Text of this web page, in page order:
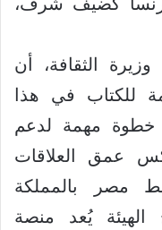
الثقافة، أن
للكتاب في هذا
خطوة مهمة لدعم
عمق العلاقات
مصر بالمملكة
الهيئة يُعد منصة